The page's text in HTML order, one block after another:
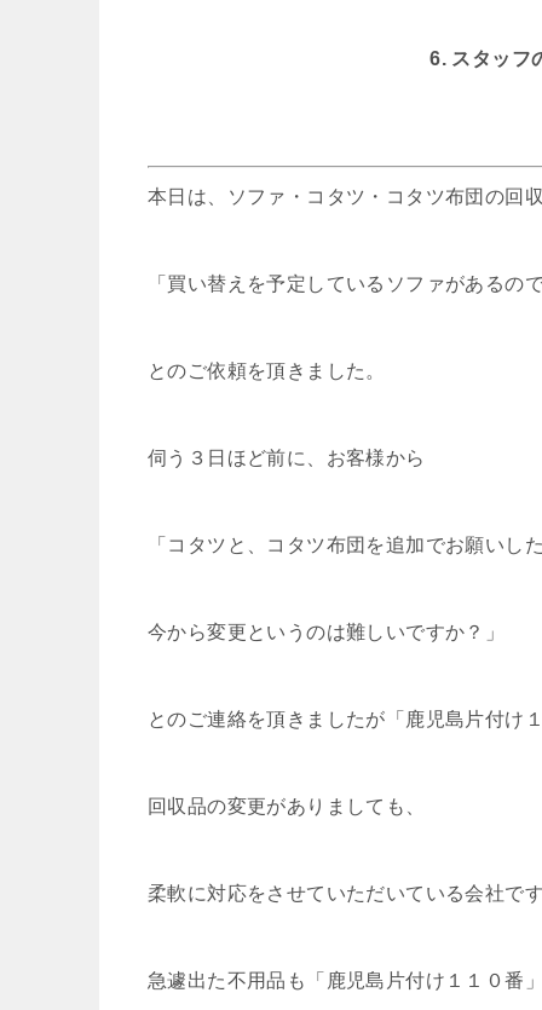
6. スタッフ
本日は、ソファ・コタツ・コタツ布団の回
「買い替えを予定しているソファがあるの
とのご依頼を頂きました。
伺う３日ほど前に、お客様から
「コタツと、コタツ布団を追加でお願いし
今から変更というのは難しいですか？」
とのご連絡を頂きましたが「鹿児島片付け
回収品の変更がありましても、
柔軟に対応をさせていただいている会社で
急遽出た不用品も「鹿児島片付け１１０番